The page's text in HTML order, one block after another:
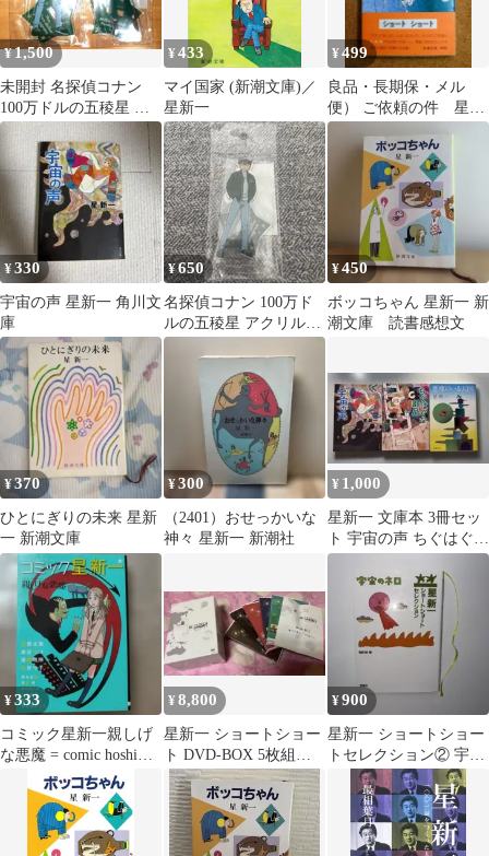
¥1,500
未開封 名探偵コナン
100万ドルの五稜星 ア
クリルスタンド 工藤新
一 毛利蘭
¥433
マイ国家 (新潮文庫)／
星新一
¥499
良品・長期保・メル
便） ご依頼の件 星新
一 初版本 新潮社
¥330
宇宙の声 星新一 角川文
庫
¥650
名探偵コナン 100万ド
ルの五稜星 アクリルス
タンド 工藤新一
¥450
ボッコちゃん 星新一 新
潮文庫 読書感想文
¥370
ひとにぎりの未来 星新
一 新潮文庫
¥300
（2401）おせっかいな
神々 星新一 新潮社
¥ 1,000
星新一 文庫本 3冊セッ
ト 宇宙の声 ちぐはぐな
部品 悪魔のいる天国
¥333
コミック星新一親しげ
な悪魔 = comic hoshi
shinichi
¥8,800
星新一 ショートショー
ト DVD-BOX 5枚組セ
ット
¥900
星新一 ショートショー
トセレクション② 宇宙
のネロ 理論社 ハードカ
バー